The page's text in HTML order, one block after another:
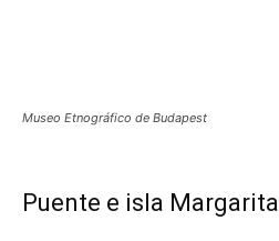
Museo Etnográfico de Budapest
Puente e isla Margarita